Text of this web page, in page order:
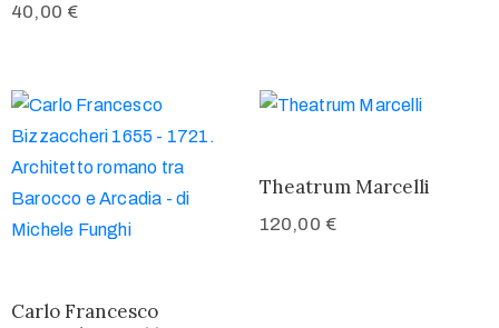
40,00 €
Carlo Francesco
Theatrum Marcelli
120,00 €